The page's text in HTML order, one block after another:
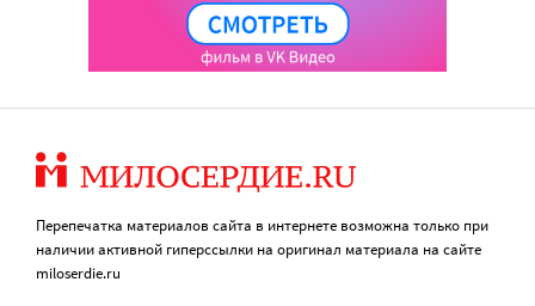
Перепечатка материалов сайта в интернете возможна только при
наличии активной гиперссылки на оригинал материала на сайте
miloserdie.ru